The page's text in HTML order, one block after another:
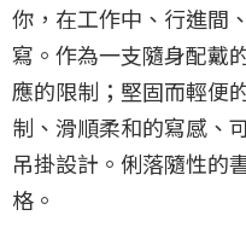
你，在工作中、行進間
寫。作為一支隨身配戴
應的限制；堅固而輕便
制、滑順柔和的寫感、
吊掛設計。俐落隨性的
格。